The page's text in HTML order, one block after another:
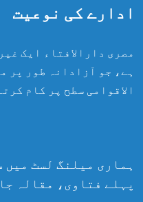
ادارے کی نوعیت
مصری دارالافتاء ایک
ہے، جو آزادانہ طور پر
الاقوامی سطح پر کام
ہماری میلنگ لسٹ
پہلے فتاوی، مقالہ